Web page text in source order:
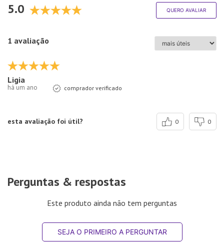
5.0
QUERO AVALIAR
1 avaliação
Ligia
há um ano comprador verificado
esta avaliação foi útil? 0 0
Perguntas & respostas
Este produto ainda não tem perguntas
SEJA O PRIMEIRO A PERGUNTAR